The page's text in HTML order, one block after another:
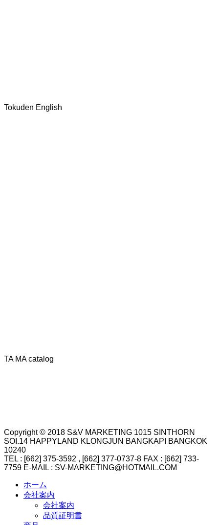
Tokuden English
TA MA catalog
Copyright © 2018 S&V MARKETING 1015 SINTHORN
SOI.14 HAPPYLAND KLONGJUN BANGKAPI BANGKOK
10240
TEL : [662] 375-3592 , [662] 377-0737-8 FAX : [662] 733-
7759 E-MAIL : SV-MARKETING@HOTMAIL.COM
ホーム
会社案内
会社案内
品質証明書